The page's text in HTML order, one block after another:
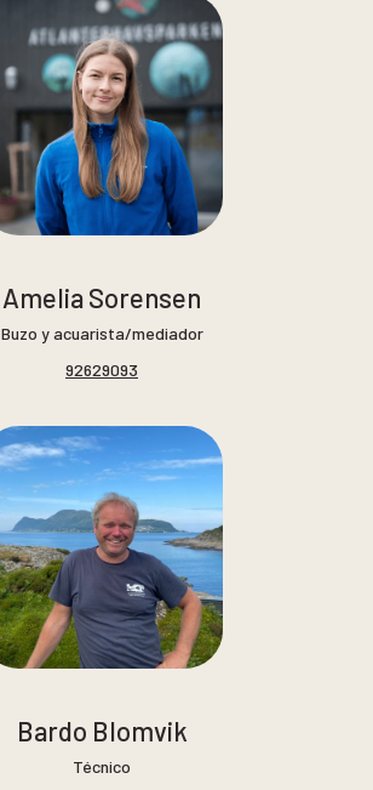
Amelia Sorensen
Buzo y acuarista/mediador
92629093
Bardo Blomvik
Técnico